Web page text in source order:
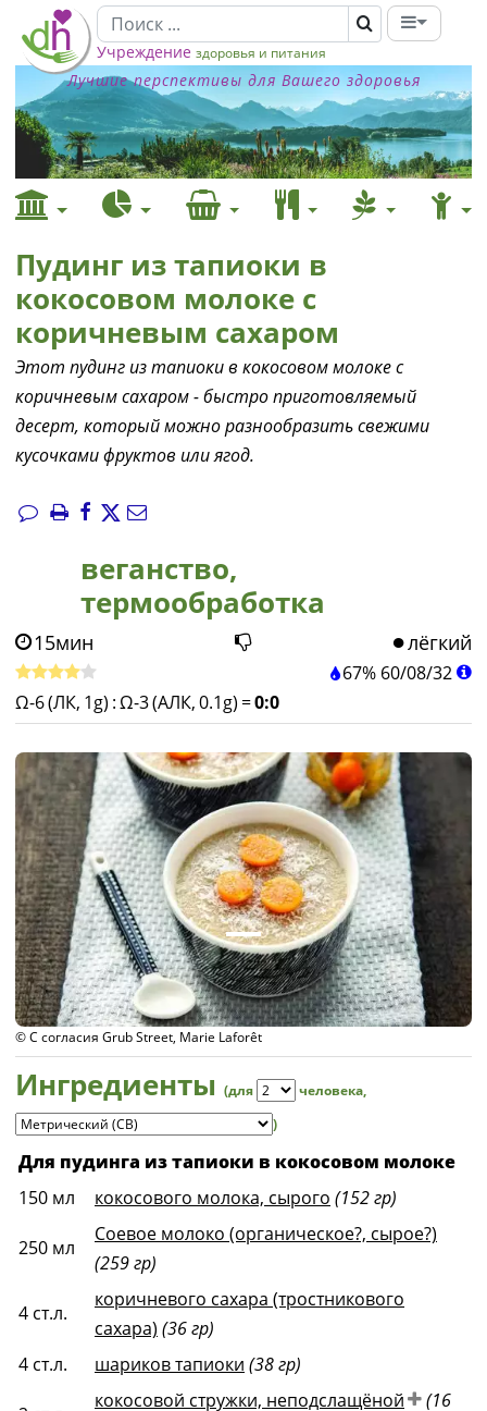
Учреждение здоровья и питания
Лучшие перспективы для Вашего здоровья
Пудинг из тапиоки в
кокосовом молоке с
коричневым сахаром
Этот пудинг из тапиоки в кокосовом молоке с
коричневым сахаром - быстро приготовляемый
десерт, который можно разнообразить свежими
кусочками фруктов или ягод.
веганство,
термообработка
15мин лёгкий
67% 60/08/32
Ω-6 (ЛК, 1g) :Ω-3 (АЛК, 0.1g) =0:0
© С согласия Grub Street, Marie Laforêt
Ингредиенты (для человека,
)
Для пудинга из тапиоки в кокосовом молоке
150 мл кокосового молока, сырого (152 гр)
250 мл
Соевое молоко (органическое?, сырое?)
(259 гр)
4 ст.л.
коричневого сахара (тростникового
сахара) (36 гр)
4 ст.л. шариков тапиоки (38 гр)
кокосовой стружки, неподслащёной
(16